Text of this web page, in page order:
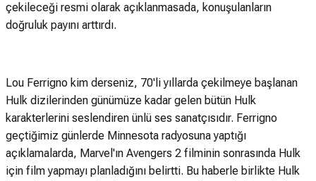
çekileceği resmi olarak açıklanmasada, konuşulanların
doğruluk payını arttırdı.
Lou Ferrigno kim derseniz, 70'li yıllarda çekilmeye başlanan
Hulk dizilerinden günümüze kadar gelen bütün Hulk
karakterlerini seslendiren ünlü ses sanatçısıdır. Ferrigno
geçtiğimiz günlerde Minnesota radyosuna yaptığı
açıklamalarda, Marvel'ın Avengers 2 filminin sonrasında Hulk
için film yapmayı planladığını belirtti. Bu haberle birlikte Hulk